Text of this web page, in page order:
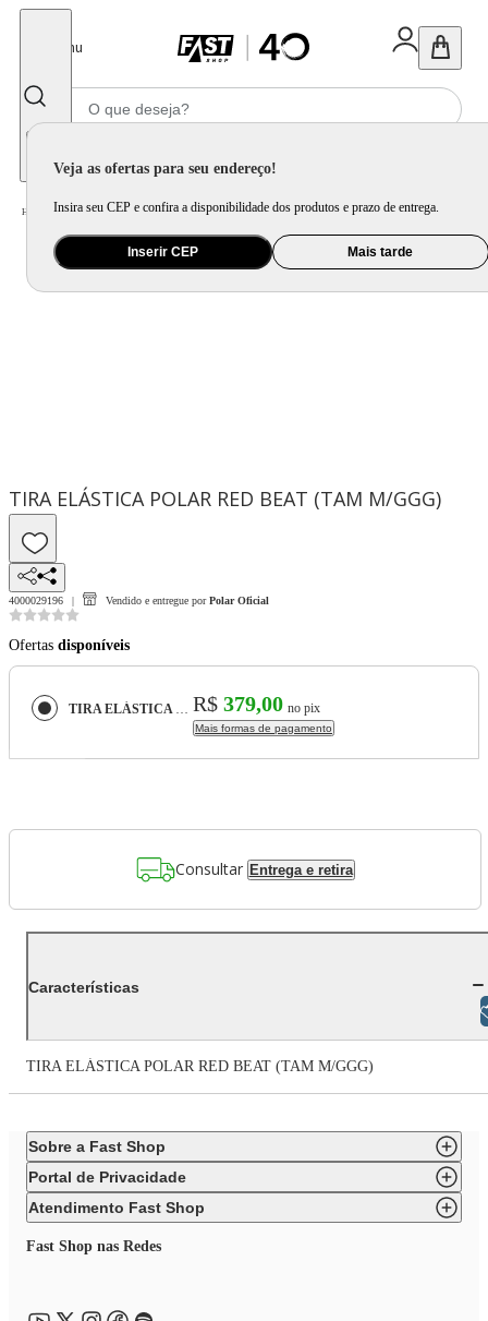
Menu
Veja as ofertas para seu endereço!
Insira seu CEP e confira a disponibilidade dos produtos e prazo de entrega.
Inserir CEP Mais tarde
Home Celular Tablet e Smartwatch / Smartband e Pulseira
TIRA ELÁSTICA POLAR RED BEAT (TAM M/GGG)
4000029196 Vendido e entregue por Polar Oficial
Ofertas disponíveis
TIRA ELÁSTICA POLAR RED BEAT (TAM M/GGG) R$ 379,00 no pix
Mais formas de pagamento
Consultar Entrega e retira
Características
TIRA ELÁSTICA POLAR RED BEAT (TAM M/GGG)
Sobre a Fast Shop
Portal de Privacidade
Atendimento Fast Shop
Fast Shop nas Redes